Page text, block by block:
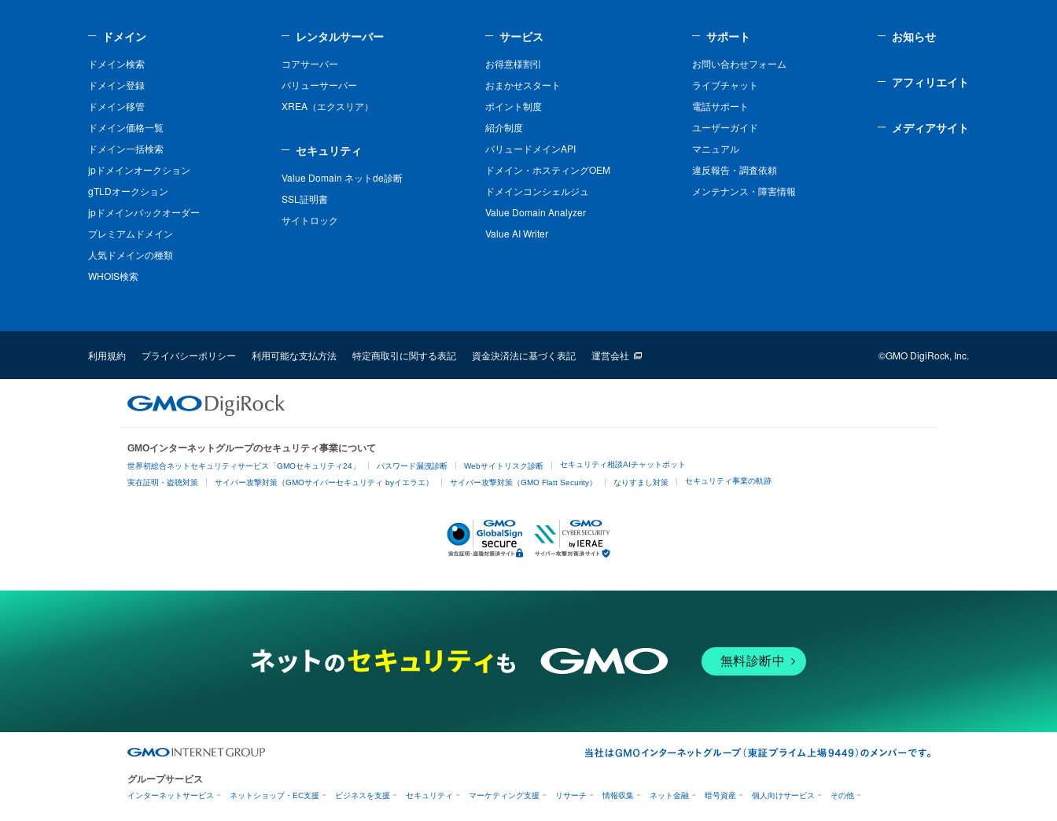
ドメイン
ドメイン検索
ドメイン登録
ドメイン移管
ドメイン価格一覧
ドメイン一括検索
jpドメインオークション
gTLDオークション
jpドメインバックオーダー
プレミアムドメイン
人気ドメインの種類
WHOIS検索
レンタルサーバー
コアサーバー
バリューサーバー
XREA（エクスリア）
セキュリティ
Value Domain ネットde診断
SSL証明書
サイトロック
サービス
お得意様割引
おまかせスタート
ポイント制度
紹介制度
バリュードメインAPI
ドメイン・ホスティングOEM
ドメインコンシェルジュ
Value Domain Analyzer
Value AI Writer
サポート
お問い合わせフォーム
ライブチャット
電話サポート
ユーザーガイド
マニュアル
違反報告・調査依頼
メンテナンス・障害情報
お知らせ
アフィリエイト
メディアサイト
利用規約 プライバシーポリシー 利用可能な支払方法 特定商取引に関する表記 資金決済法に基づく表記 運営会社 ©GMO DigiRock, Inc.
GMOインターネットグループのセキュリティ事業について
世界初総合ネットセキュリティサービス「GMOセキュリティ24」 パスワード漏洩診断 Webサイトリスク診断 セキュリティ相談AIチャットボット
実在証明・盗聴対策 サイバー攻撃対策（GMOサイバーセキュリティ byイエラエ） サイバー攻撃対策（GMO Flatt Security） なりすまし対策 セキュリティ事業の軌跡
無料診断中
グループサービス
インターネットサービス ネットショップ・EC支援 ビジネスを支援 セキュリティ マーケティング支援 リサーチ 情報収集 ネット金融 暗号資産 個人向けサービス その他